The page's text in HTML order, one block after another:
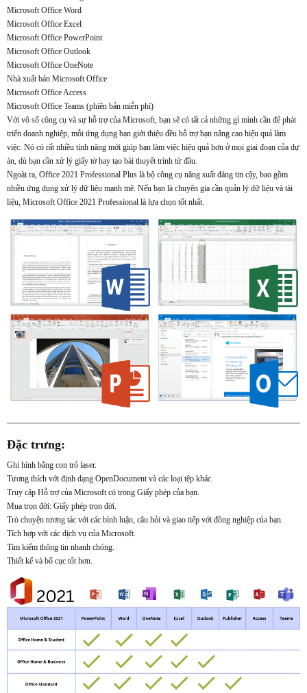
Microsoft Office Word
Microsoft Office Excel
Microsoft Office PowerPoint
Microsoft Office Outlook
Microsoft Office OneNote
Nhà xuất bản Microsoft Office
Microsoft Office Access
Microsoft Office Teams (phiên bản miễn phí)
Với vô số công cụ và sự hỗ trợ của Microsoft, bạn sẽ có tất cả những gì mình cần để phát
triển doanh nghiệp, mỗi ứng dụng bạn giới thiệu đều hỗ trợ bạn nâng cao hiệu quả làm
việc. Nó có rất nhiều tính năng mới giúp bạn làm việc hiệu quả hơn ở mọi giai đoạn của dự
án, dù bạn cần xử lý giấy tờ hay tạo bài thuyết trình từ đầu.
Ngoài ra, Office 2021 Professional Plus là bộ công cụ năng suất đáng tin cậy, bao gồm
nhiều ứng dụng xử lý dữ liệu mạnh mẽ. Nếu bạn là chuyên gia cần quản lý dữ liệu và tài
liệu, Microsoft Office 2021 Professional là lựa chọn tốt nhất.
Đặc trưng:
Ghi hình bằng con trỏ laser.
Tương thích với định dạng OpenDocument và các loại tệp khác.
Truy cập Hỗ trợ của Microsoft có trong Giấy phép của bạn.
Mua trọn đời: Giấy phép trọn đời.
Trò chuyện tương tác với các bình luận, câu hỏi và giao tiếp với đồng nghiệp của bạn.
Tích hợp với các dịch vụ của Microsoft.
Tìm kiếm thông tin nhanh chóng.
Thiết kế và bố cục tốt hơn.